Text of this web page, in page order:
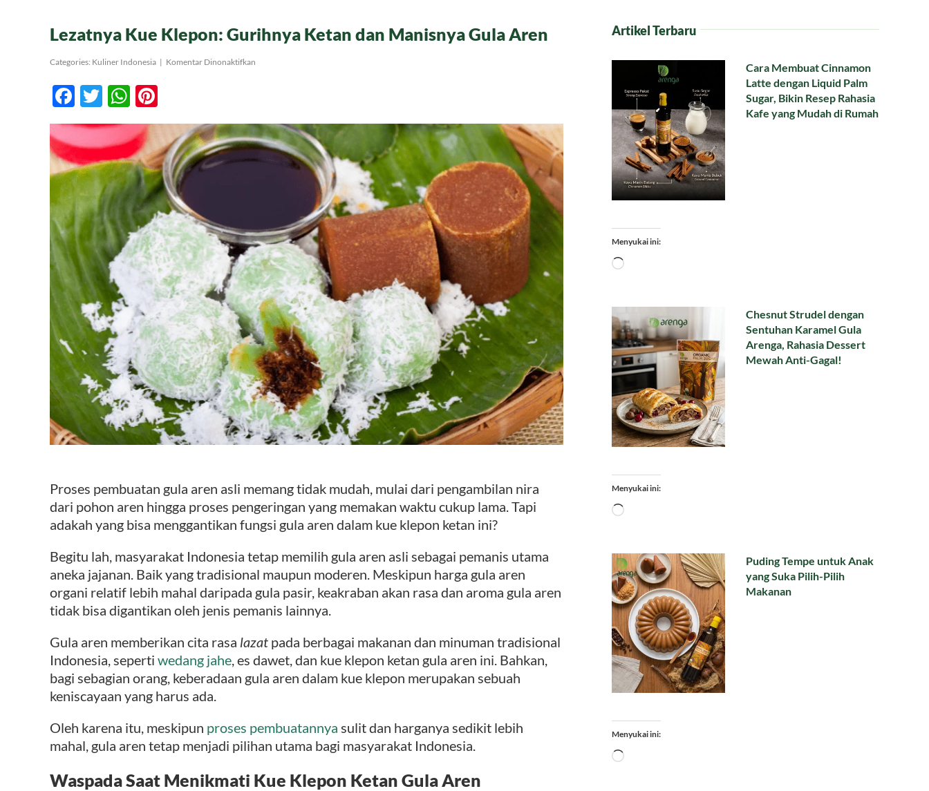
Lezatnya Kue Klepon: Gurihnya Ketan dan Manisnya Gula Aren
Categories: Kuliner Indonesia | Komentar Dinonaktifkan
dan
Manisnya
Gula
Aren
Facebook
TwitterWhatsApp
Proses pembuatan gula aren asli memang tidak mudah, mulai dari pengambilan nira
dari pohon aren hingga proses pengeringan yang memakan waktu cukup lama. Tapi
adakah yang bisa menggantikan fungsi gula aren dalam kue klepon ketan ini?
Begitu lah, masyarakat Indonesia tetap memilih gula aren asli sebagai pemanis utama
aneka jajanan. Baik yang tradisional maupun moderen. Meskipun harga gula aren
organi relatif lebih mahal daripada gula pasir, keakraban akan rasa dan aroma gula aren
tidak bisa digantikan oleh jenis pemanis lainnya.
Gula aren memberikan cita rasa lazat pada berbagai makanan dan minuman tradisional
Indonesia, seperti wedang jahe , es dawet, dan kue klepon ketan gula aren ini. Bahkan,
bagi sebagian orang, keberadaan gula aren dalam kue klepon merupakan sebuah
keniscayaan yang harus ada.
Oleh karena itu, meskipun proses pembuatannya sulit dan harganya sedikit lebih
mahal, gula aren tetap menjadi pilihan utama bagi masyarakat Indonesia.
Waspada Saat Menikmati Kue Klepon Ketan Gula Aren
Artikel Terbaru
Cara Membuat Cinnamon
Latte dengan Liquid Palm
Sugar, Bikin Resep Rahasia
Kafe yang Mudah di Rumah
Menyukai ini:
Memuat...
Chesnut Strudel dengan
Sentuhan Karamel Gula
Arenga, Rahasia Dessert
Mewah Anti-Gagal!
Menyukai ini:
Memuat...
Puding Tempe untuk Anak
yang Suka Pilih-Pilih
Makanan
Menyukai ini:
Memuat...